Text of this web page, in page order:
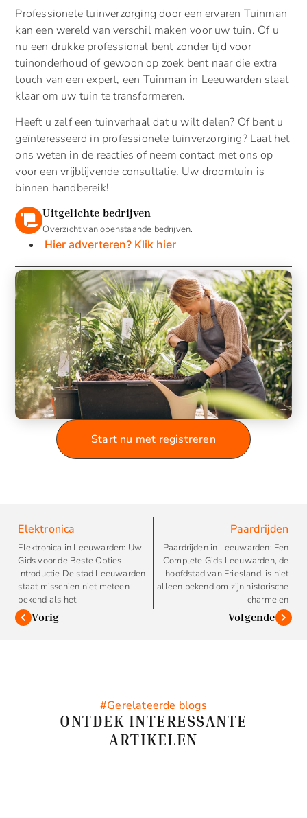
Professionele tuinverzorging door een ervaren Tuinman
kan een wereld van verschil maken voor uw tuin. Of u
nu een drukke professional bent zonder tijd voor
tuinonderhoud of gewoon op zoek bent naar die extra
touch van een expert, een Tuinman in Leeuwarden staat
klaar om uw tuin te transformeren.
Heeft u zelf een tuinverhaal dat u wilt delen? Of bent u
geïnteresseerd in professionele tuinverzorging? Laat het
ons weten in de reacties of neem contact met ons op
voor een vrijblijvende consultatie. Uw droomtuin is
binnen handbereik!
Uitgelichte bedrijven
Overzicht van openstaande bedrijven.
Hier adverteren? Klik hier
Start nu met registreren
Elektronica
Elektronica in Leeuwarden: Uw
Gids voor de Beste Opties
Introductie De stad Leeuwarden
staat misschien niet meteen
bekend als het
Vorig
Paardrijden
Paardrijden in Leeuwarden: Een
Complete Gids Leeuwarden, de
hoofdstad van Friesland, is niet
alleen bekend om zijn historische
charme en
Volgende
#Gerelateerde blogs
ONTDEK INTERESSANTE
ARTIKELEN